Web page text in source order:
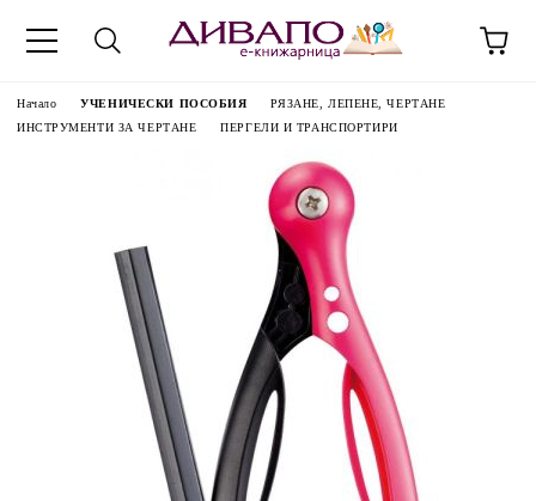
Начало УЧЕНИЧЕСКИ ПОСОБИЯ
РЯЗАНЕ, ЛЕПЕНЕ, ЧЕРТАНЕ
ИНСТРУМЕНТИ ЗА ЧЕРТАНЕ
ПЕРГЕЛИ И ТРАНСПОРТИРИ